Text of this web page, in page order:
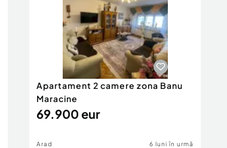
Apartament 2 camere zona Banu
Maracine
69.900 eur
Arad 6 luni în urmă